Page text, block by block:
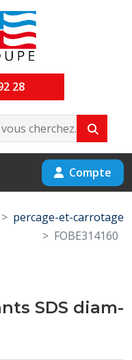
28
Compte
percage-et-carrotage
FOBE314160
SDS diam-